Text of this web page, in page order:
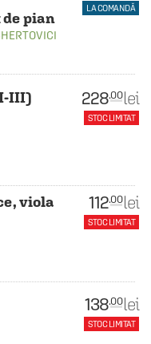
pian
LA COMANDĂ
III) 228.00 lei
STOC LIMITAT
viola
112.00 lei
STOC LIMITAT
138.00 lei
STOC LIMITAT